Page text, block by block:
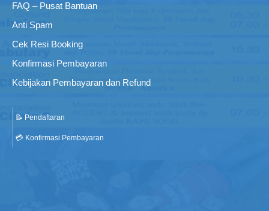
FAQ – Pusat Bantuan
Anti Spam
Cek Resi Booking
Konfirmasi Pembayaran
Kebijakan Pembayaran dan Refund
📝 Pendaftaran
💳 Konfirmasi Pembayaran